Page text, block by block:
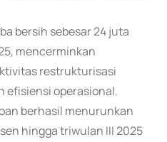
bersih sebesar 24 juta
mencerminkan
restrukturisasi
efisiensi operasional.
berhasil menurunkan
hingga triwulan III 2025